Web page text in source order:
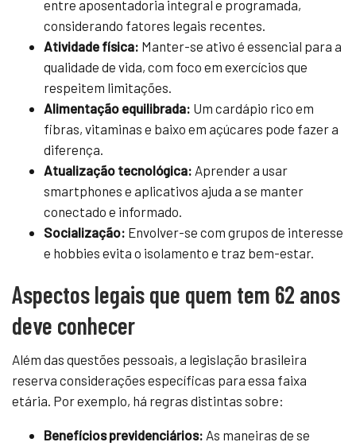
entre aposentadoria integral e programada,
considerando fatores legais recentes.
Atividade física: Manter-se ativo é essencial para a
qualidade de vida, com foco em exercícios que
respeitem limitações.
Alimentação equilibrada: Um cardápio rico em
fibras, vitaminas e baixo em açúcares pode fazer a
diferença.
Atualização tecnológica: Aprender a usar
smartphones e aplicativos ajuda a se manter
conectado e informado.
Socialização: Envolver-se com grupos de interesse
e hobbies evita o isolamento e traz bem-estar.
Aspectos legais que quem tem 62 anos
deve conhecer
Além das questões pessoais, a legislação brasileira
reserva considerações específicas para essa faixa
etária. Por exemplo, há regras distintas sobre:
Benefícios previdenciários: As maneiras de se